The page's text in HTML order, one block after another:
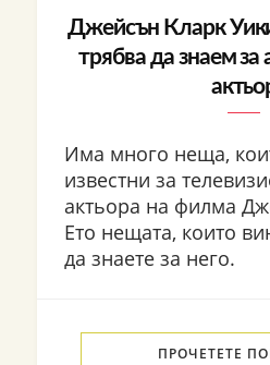
Джейсън Кларк
трябва да знаем за
Има много неща,
известни за
актьора на филма
Ето нещата, които
да знаете за него.
ПРОЧЕТЕТЕ